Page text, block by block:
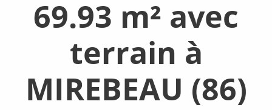
69.93 m² avec
terrain à
MIREBEAU (86)